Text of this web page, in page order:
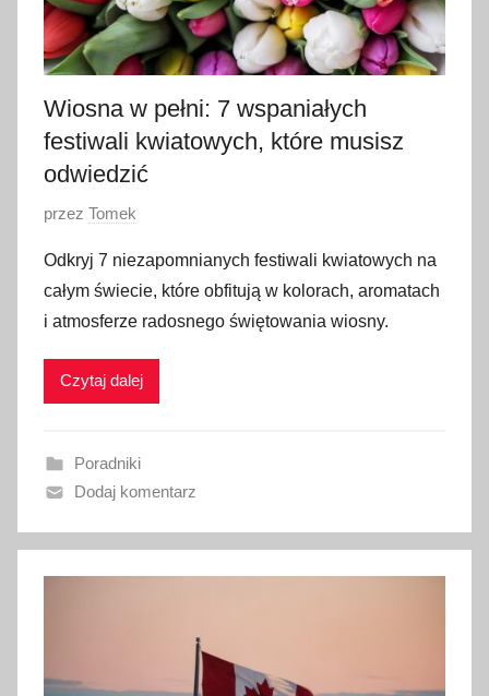
2
0
2
6Wiosna w pełni: 7 wspaniałych
festiwali kwiatowych, które musisz
odwiedzić
O
u
b
l
i
a
n
2
4
przez Tomek
Odkryj 7 niezapomnianych festiwali kwiatowych na
całym świecie, które obfitują w kolorach, aromatach
i atmosferze radosnego świętowania wiosny.
Czytaj dalej
Poradniki
Dodaj komentarz